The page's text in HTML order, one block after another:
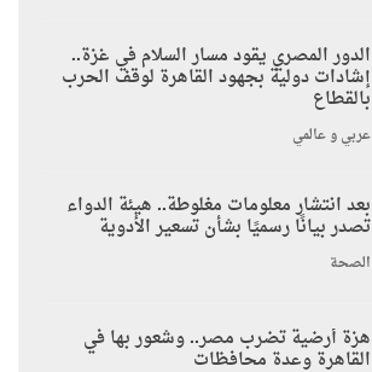
الدور المصري يقود مسار السلام في غزة..
إشادات دولية بجهود القاهرة لوقف الحرب
بالقطاع
عربي و عالمي
بعد انتشار معلومات مغلوطة.. هيئة الدواء
تصدر بيانًا رسميًا بشأن تسعير الأدوية
الصحة
هزة أرضية تضرب مصر.. وشعور بها في
القاهرة وعدة محافظات